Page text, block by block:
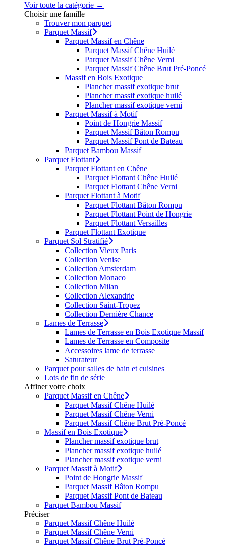
Voir toute la catégorie →
Choisir une famille
Trouver mon parquet
Parquet Massif
Parquet Massif en Chêne
Parquet Massif Chêne Huilé
Parquet Massif Chêne Verni
Parquet Massif Chêne Brut Pré-Poncé
Massif en Bois Exotique
Plancher massif exotique brut
Plancher massif exotique huilé
Plancher massif exotique verni
Parquet Massif à Motif
Point de Hongrie Massif
Parquet Massif Bâton Rompu
Parquet Massif Pont de Bateau
Parquet Bambou Massif
Parquet Flottant
Parquet Flottant en Chêne
Parquet Flottant Chêne Huilé
Parquet Flottant Chêne Verni
Parquet Flottant à Motif
Parquet Flottant Bâton Rompu
Parquet Flottant Point de Hongrie
Parquet Flottant Versailles
Parquet Flottant Exotique
Parquet Sol Stratifié
Collection Vieux Paris
Collection Venise
Collection Amsterdam
Collection Monaco
Collection Milan
Collection Alexandrie
Collection Saint-Tropez
Collection Dernière Chance
Lames de Terrasse
Lames de Terrasse en Bois Exotique Massif
Lames de Terrasse en Composite
Accessoires lame de terrasse
Saturateur
Parquet pour salles de bain et cuisines
Lots de fin de série
Affiner votre choix
Parquet Massif en Chêne
Parquet Massif Chêne Huilé
Parquet Massif Chêne Verni
Parquet Massif Chêne Brut Pré-Poncé
Massif en Bois Exotique
Plancher massif exotique brut
Plancher massif exotique huilé
Plancher massif exotique verni
Parquet Massif à Motif
Point de Hongrie Massif
Parquet Massif Bâton Rompu
Parquet Massif Pont de Bateau
Parquet Bambou Massif
Préciser
Parquet Massif Chêne Huilé
Parquet Massif Chêne Verni
Parquet Massif Chêne Brut Pré-Poncé